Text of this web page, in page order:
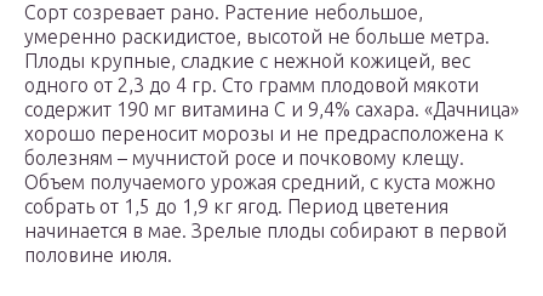
Сорт созревает рано. Растение небольшое,
умеренно раскидистое, высотой не больше метра.
Плоды крупные, сладкие с нежной кожицей, вес
одного от 2,3 до 4 гр. Сто грамм плодовой мякоти
содержит 190 мг витамина С и 9,4% сахара. «Дачница»
хорошо переносит морозы и не предрасположена к
болезням – мучнистой росе и почковому клещу.
Объем получаемого урожая средний, с куста можно
собрать от 1,5 до 1,9 кг ягод. Период цветения
начинается в мае. Зрелые плоды собирают в первой
половине июля.